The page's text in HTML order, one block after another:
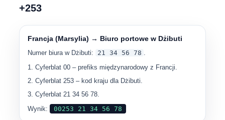
+253
Francja (Marsylia) → Biuro portowe w Dżibuti
Numer biura w Dżibuti: 21 34 56 78 .
Cyferblat00 – prefiks międzynarodowy z Francji.
Cyferblat253 – kod kraju dla Dżibuti.
Cyferblat21 34 56 78.
Wynik:
00253 21 34 56 78